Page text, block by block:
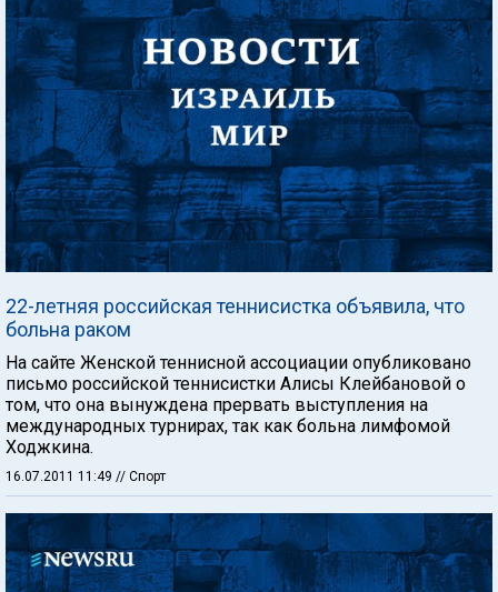
22-летняя российская теннисистка объявила, что
больна раком
На сайте Женской теннисной ассоциации опубликовано
письмо российской теннисистки Алисы Клейбановой о
том, что она вынуждена прервать выступления на
международных турнирах, так как больна лимфомой
Ходжкина.
16.07.2011 11:49 // Спорт